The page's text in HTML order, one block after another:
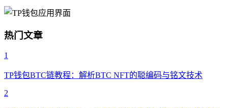
热门文章
1
TP钱包BTC链教程：解析BTC NFT的聪编码与铭文技术
2